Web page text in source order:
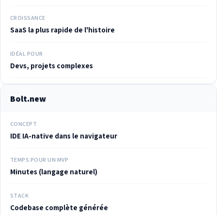
CROISSANCE
SaaS la plus rapide de l'histoire
IDÉAL POUR
Devs, projets complexes
Bolt.new
CONCEPT
IDE IA-native dans le navigateur
TEMPS POUR UN MVP
Minutes (langage naturel)
STACK
Codebase complète générée